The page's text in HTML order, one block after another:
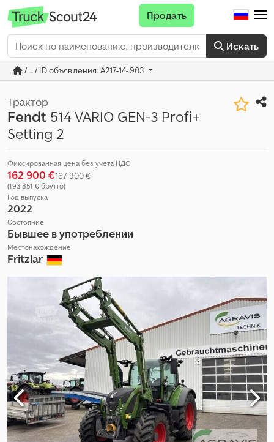
Искать
Продать
/ ... / ID объявления: A217-14-903
Трактор
Fendt 514 VARIO GEN-3 Profi+
Setting 2
Фиксированная цена без учета НДС
162 900 €167 900 €
(193 851 € брутто)
Год выпуска
2022
Состояние
Бывшее в употреблении
Местонахождение
Fritzlar